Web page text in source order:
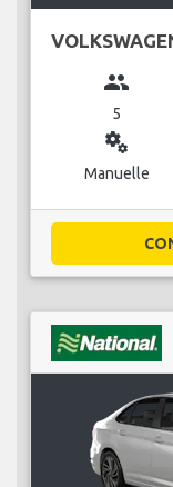
group
5
miscellaneous_services
Manuelle